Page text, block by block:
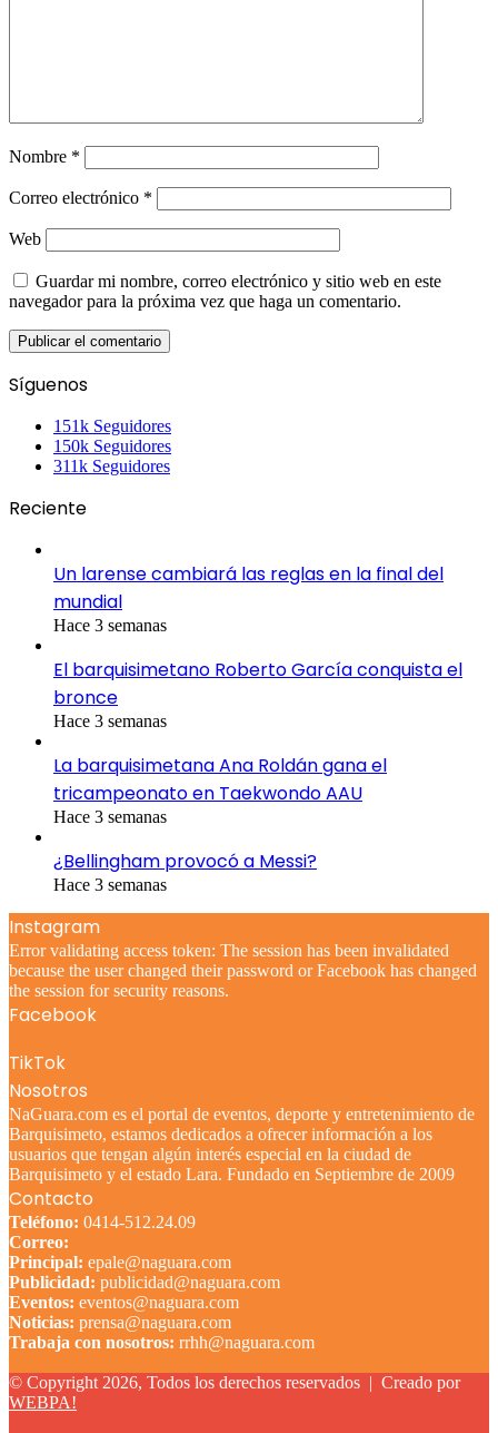
Nombre *
Correo electrónico *
Web
Guardar mi nombre, correo electrónico y sitio web en este
navegador para la próxima vez que haga un comentario.
Síguenos
151k Seguidores
150k Seguidores
311k Seguidores
Reciente
Un larense cambiará las reglas en la final del
mundial
Hace 3 semanas
El barquisimetano Roberto García conquista el
bronce
Hace 3 semanas
La barquisimetana Ana Roldán gana el
tricampeonato en Taekwondo AAU
Hace 3 semanas
¿Bellingham provocó a Messi?
Hace 3 semanas
Instagram
Error validating access token: The session has been invalidated
because the user changed their password or Facebook has changed
the session for security reasons.
Facebook
TikTok
Nosotros
NaGuara.com es el portal de eventos, deporte y entretenimiento de
Barquisimeto, estamos dedicados a ofrecer información a los
usuarios que tengan algún interés especial en la ciudad de
Barquisimeto y el estado Lara. Fundado en Septiembre de 2009
Contacto
Teléfono: 0414-512.24.09
Correo:
Principal: epale@naguara.com
Publicidad: publicidad@naguara.com
Eventos: eventos@naguara.com
Noticias: prensa@naguara.com
Trabaja con nosotros: rrhh@naguara.com
© Copyright 2026, Todos los derechos reservados | Creado por
WEBPA!